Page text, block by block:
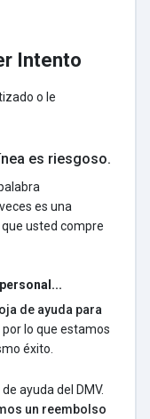
Intento
o le
es riesgoso.
es una
usted compre
de ayuda para
por lo que estamos
éxito.
ayuda del DMV.
un reembolso